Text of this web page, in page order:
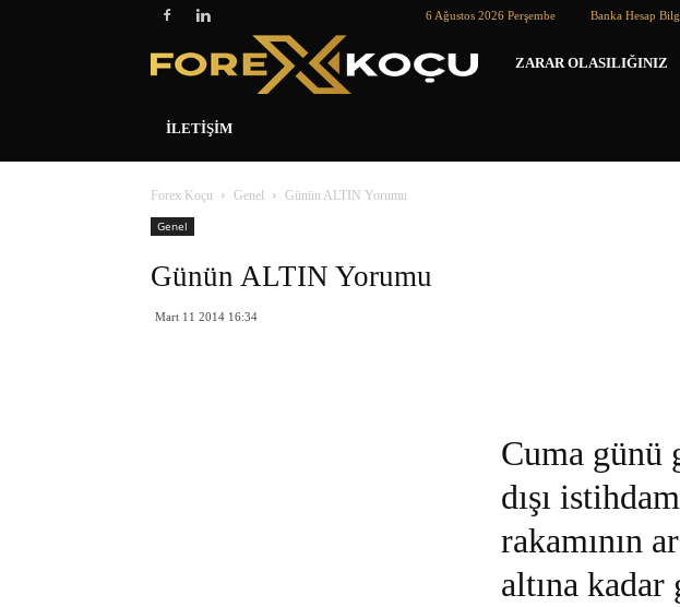
6 Ağustos 2026 Perşembe Banka Hesap
Forex
ZARAR OLASILIĞINIZ
İLETIŞIM
Forex Koçu Genel
Günün ALTIN Yorumu
Genel
Günün ALTIN Yorumu
Mart 11 2014 16:34
Cuma günü
dışı
rakamının
altına kadar